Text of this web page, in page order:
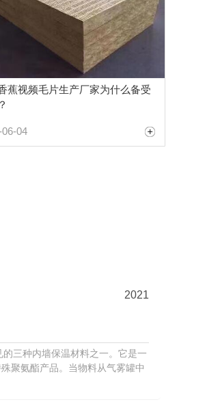
蕉视频毛片生产厂家为什么备受
06-04
2021
三种内墙保温材料之一。它是一
聚氨酯产品。当物料从气雾罐中